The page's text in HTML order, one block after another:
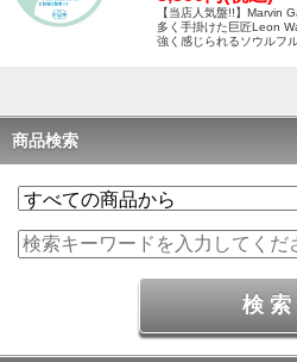
【当店人気盤!!】Marvin
多く手掛けた巨匠Leon
強く感じられるソウルフ
商品検索